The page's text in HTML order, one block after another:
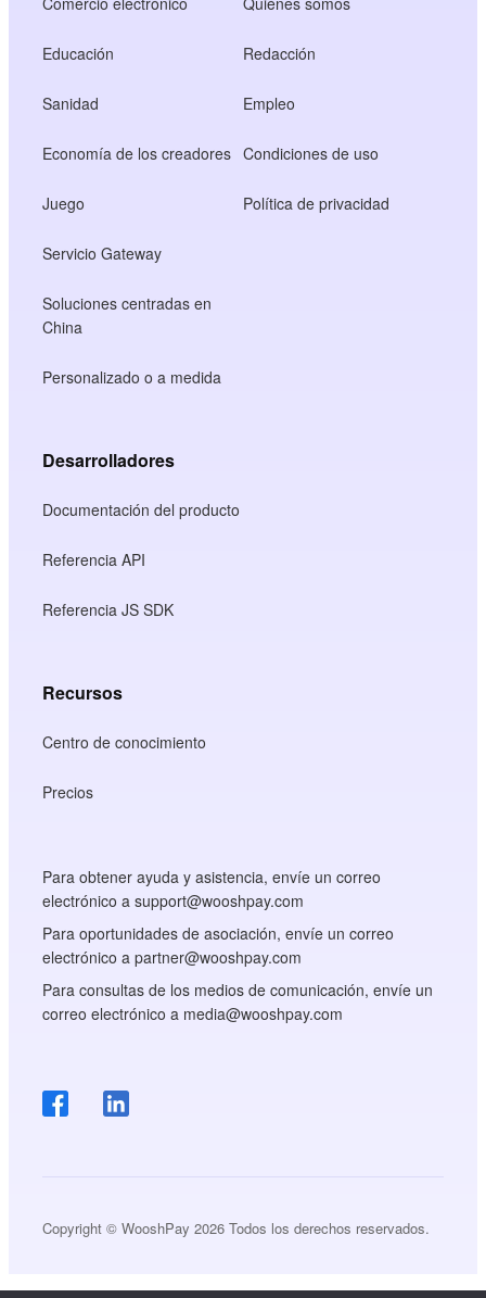
Educación
Sanidad
Economía de los creadores
Juego
Servicio Gateway
Soluciones centradas en
China
Personalizado o a medida
Redacción
Empleo
Condiciones de uso
Política de privacidad
Desarrolladores
Documentación del producto
Referencia API
Referencia JS SDK
Recursos
Centro de conocimiento
Precios
Para obtener ayuda y asistencia, envíe un correo
electrónico a support@wooshpay.com
Para oportunidades de asociación, envíe un correo
electrónico a partner@wooshpay.com
Para consultas de los medios de comunicación, envíe un
correo electrónico a media@wooshpay.com
Copyright © WooshPay 2026 Todos los derechos reservados.